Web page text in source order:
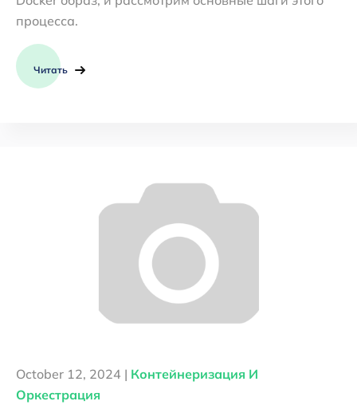
процесса.
Читать
October 12, 2024 | Контейнеризация И
Оркестрация